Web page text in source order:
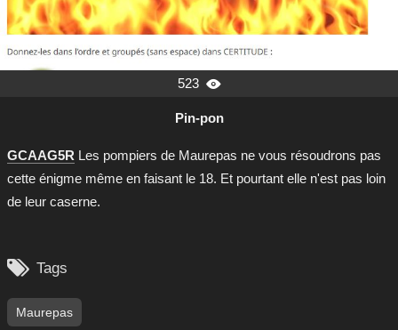
523 
Pin-pon
GCAAG5R Les pompiers de Maurepas ne vous résoudrons pas
cette énigme même en faisant le 18. Et pourtant elle n'est pas loin
de leur caserne.
 Tags
Maurepas